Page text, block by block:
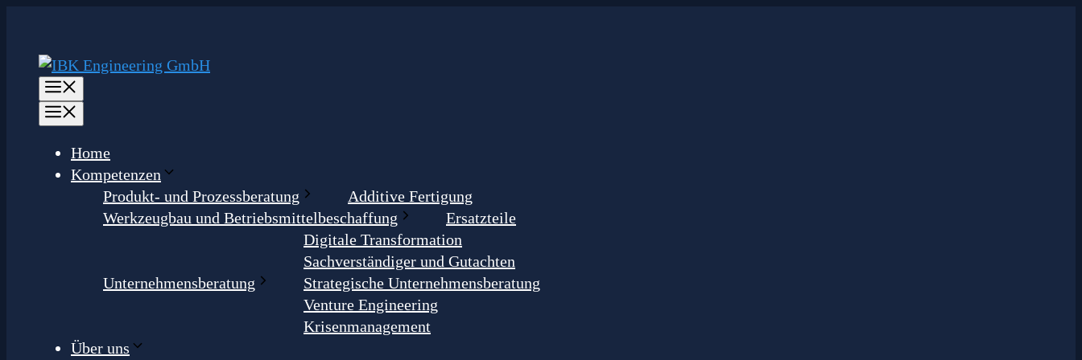
springen
Home
Kompetenzen
Produkt- und Prozessberatung
Additive Fertigung
Werkzeugbau und Betriebsmittelbeschaffung
Ersatzteile
Unternehmensberatung
Digitale Transformation
Sachverständiger und Gutachten
Strategische Unternehmensberatung
Venture Engineering
Krisenmanagement
Über uns